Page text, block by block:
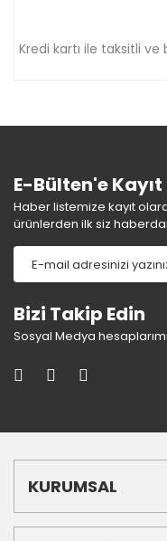
Kredi kartı ile taksitli
E-Bülten'e Kayıt
Haber listemize kayıt
ürünlerden ilk siz
Bizi Takip Edin
Sosyal Medya
KURUMSAL